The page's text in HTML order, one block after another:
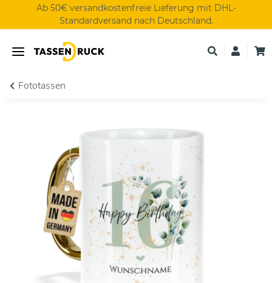
Ab 50€ versandkostenfreie Lieferung mit DHL-
Standardversand nach Deutschland.
Fototassen